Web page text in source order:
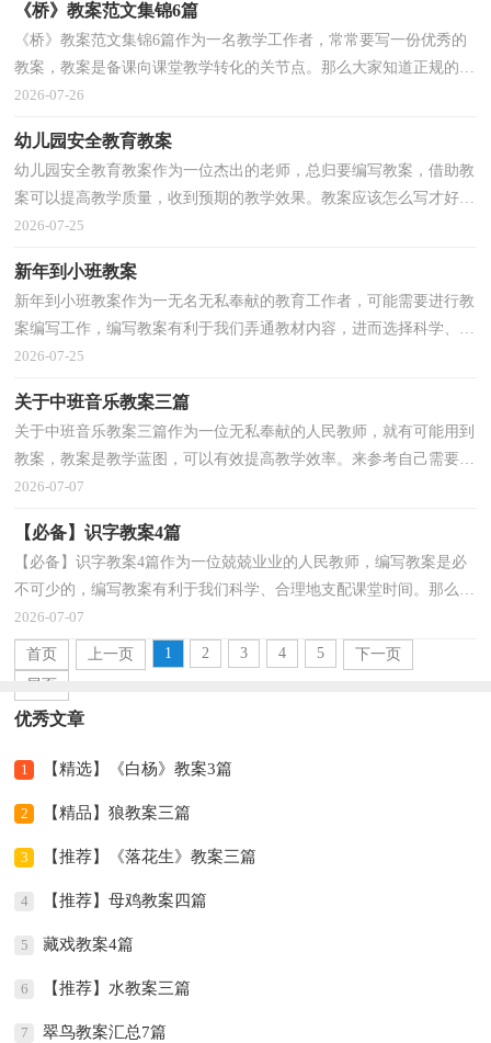
《桥》教案范文集锦6篇
《桥》教案范文集锦6篇作为一名教学工作者，常常要写一份优秀的
教案，教案是备课向课堂教学转化的关节点。那么大家知道正规的教
案是怎么写的吗？下面是小编为大家收集的《桥》教...
2026-07-26
幼儿园安全教育教案
幼儿园安全教育教案作为一位杰出的老师，总归要编写教案，借助教
案可以提高教学质量，收到预期的教学效果。教案应该怎么写才好
呢？下面是小编收集整理的幼儿园安全教育教案，仅供参考...
2026-07-25
新年到小班教案
新年到小班教案作为一无名无私奉献的教育工作者，可能需要进行教
案编写工作，编写教案有利于我们弄通教材内容，进而选择科学、恰
当的教学方法。我们该怎么去写教案呢？下面是小编帮...
2026-07-25
关于中班音乐教案三篇
关于中班音乐教案三篇作为一位无私奉献的人民教师，就有可能用到
教案，教案是教学蓝图，可以有效提高教学效率。来参考自己需要的
教案吧！下面是小编为大家整理的中班音乐教案3篇，希...
2026-07-07
【必备】识字教案4篇
【必备】识字教案4篇作为一位兢兢业业的人民教师，编写教案是必
不可少的，编写教案有利于我们科学、合理地支配课堂时间。那么什
么样的教案才是好的呢？下面是小编为大家整理的识...
2026-07-07
首页 上一页 1 2 3 4 5
下一页
尾页
优秀文章
1 【精选】《白杨》教案3篇
2 【精品】狼教案三篇
3 【推荐】《落花生》教案三篇
4 【推荐】母鸡教案四篇
5 藏戏教案4篇
6 【推荐】水教案三篇
7 翠鸟教案汇总7篇